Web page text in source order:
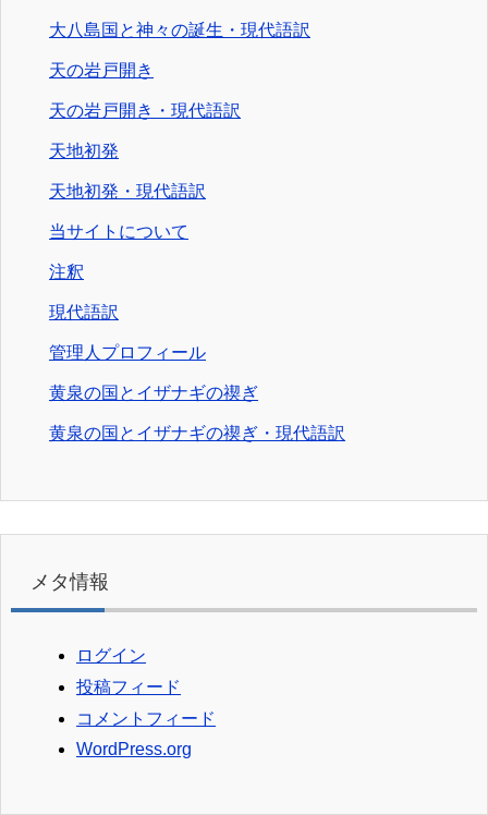
大八島国と神々の誕生・現代語訳
天の岩戸開き
天の岩戸開き・現代語訳
天地初発
天地初発・現代語訳
当サイトについて
注釈
現代語訳
管理人プロフィール
黄泉の国とイザナギの禊ぎ
黄泉の国とイザナギの禊ぎ・現代語訳
メタ情報
ログイン
投稿フィード
コメントフィード
WordPress.org